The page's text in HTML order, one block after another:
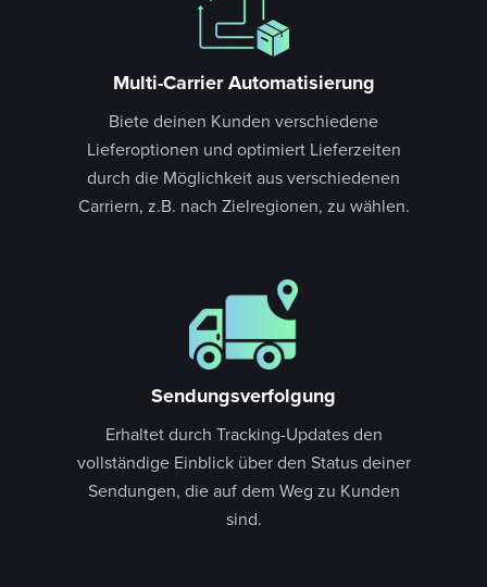
Multi-Carrier Automatisierung
Biete deinen Kunden verschiedene
Lieferoptionen und optimiert Lieferzeiten
durch die Möglichkeit aus verschiedenen
Carriern, z.B. nach Zielregionen, zu wählen.
Sendungsverfolgung
Erhaltet durch Tracking-Updates den
vollständige Einblick über den Status deiner
Sendungen, die auf dem Weg zu Kunden
sind.